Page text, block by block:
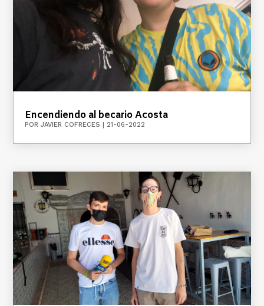
Encendiendo al becario Acosta
PORJAVIER COFRECES 21-06-2022